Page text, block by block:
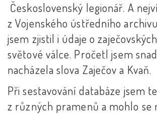
Československý legionář. A
z Vojenského ústředního
jsem zjistil i údaje o
světové válce. Pročetl jsem
nacházela slova Zaječov a Kvaň.
Při sestavování databáze jsem
z různých pramenů a mohlo se